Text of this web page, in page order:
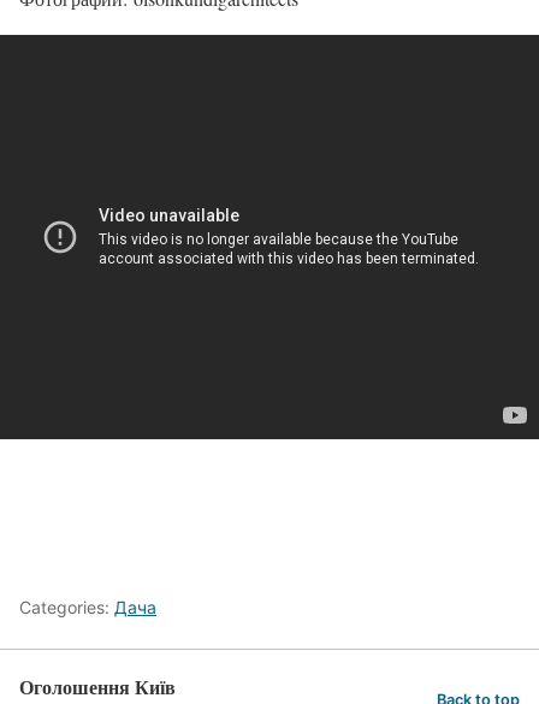
Categories: Дача
Оголошення Київ Back to top